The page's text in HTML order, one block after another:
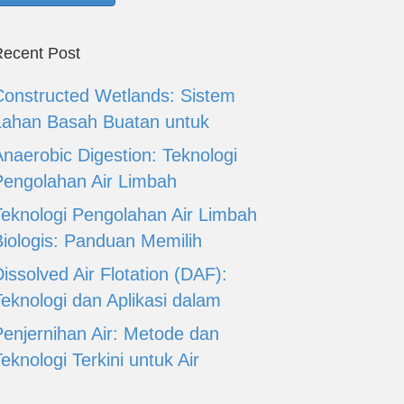
Post
Wetlands: Sistem
Basah Buatan untuk
Digestion: Teknologi
Air Limbah
Pengolahan Air Limbah
Panduan Memilih
Air Flotation (DAF):
dan Aplikasi dalam
Air: Metode dan
Terkini untuk Air